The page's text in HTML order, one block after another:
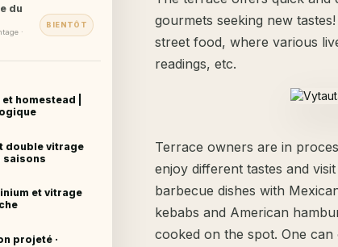
du
·
BIENTÔT
homestead |
double vitrage
saisons
et vitrage
projeté ·
gourmets seeking new
street food, where various
readings, etc.
Terrace owners are in
enjoy different tastes and
barbecue dishes with
kebabs and American
cooked on the spot. One